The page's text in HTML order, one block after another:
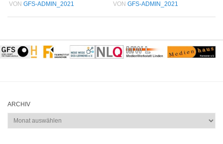
VON GFS-ADMIN_2021
VON GFS-ADMIN_2021
ARCHIV
Archiv